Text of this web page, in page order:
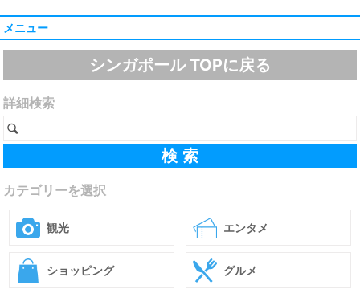
メニュー
シンガポール TOPに戻る
詳細検索
カテゴリーを選択
観光 エンタメ
ショッピング グルメ